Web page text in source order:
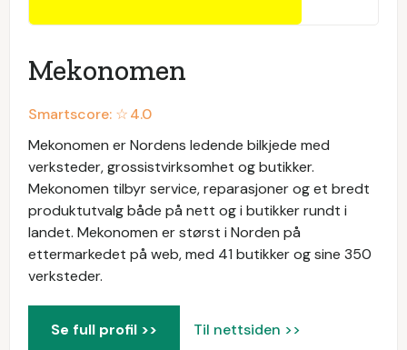
Mekonomen
Smartscore: ☆4.0
Mekonomen er Nordens ledende bilkjede med
verksteder, grossistvirksomhet og butikker.
Mekonomen tilbyr service, reparasjoner og et bredt
produktutvalg både på nett og i butikker rundt i
landet. Mekonomen er størst i Norden på
ettermarkedet på web, med 41 butikker og sine 350
verksteder.
Se full profil >> Til nettsiden >>